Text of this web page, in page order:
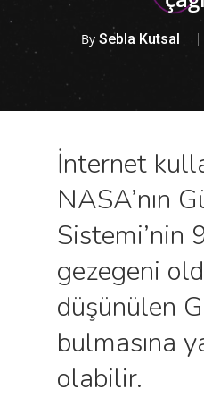
By Sebla Kutsal
İnternet
NASA’nın
Sistemi’nin
gezegeni
düşünülen
bulmasına
olabilir.